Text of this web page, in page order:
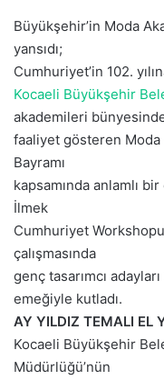
e
a
ö
d
e
r
m
e
k
Büyükşehir’in Moda
yansıdı;
Cumhuriyet’in 102.
Kocaeli Büyükşehir
akademileri
faaliyet gösteren
Bayramı
kapsamında anlamlı
İlmek
Cumhuriyet
çalışmasında
genç tasarımcı
emeğiyle kutladı.
AY YILDIZ TEMALI EL
Kocaeli Büyükşehir
Müdürlüğü’nün